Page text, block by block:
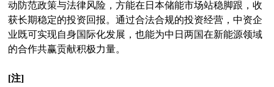
动防范政策与法律风险，方能在日本储能市场站稳脚跟，收
获长期稳定的投资回报。通过合法合规的投资经营，中资企
业既可实现自身国际化发展，也能为中日两国在新能源领域
的合作共赢贡献积极力量。
[注]